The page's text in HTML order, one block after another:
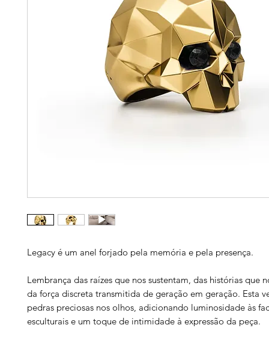
Legacy é um anel forjado pela memória e pela presença.
Lembrança das raízes que nos sustentam, das histórias que
da força discreta transmitida de geração em geração. Esta
pedras preciosas nos olhos, adicionando luminosidade às
esculturais e um toque de intimidade à expressão da peça.